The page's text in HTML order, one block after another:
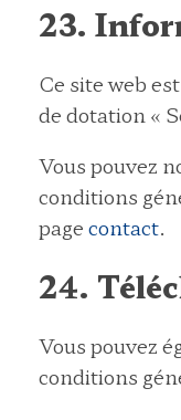
23.
Ce site web
de dotation «
Vous pouvez
conditions
pagecontact.
24.
Vous pouvez
conditions